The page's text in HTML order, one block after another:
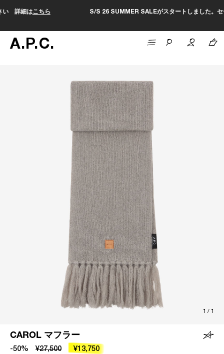
S/S 26 SUMMER SALEがスタートしました。セールページはこち
A.P.C.
1 / 1
CAROL マフラー
-50% ¥27,500 ¥13,750